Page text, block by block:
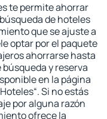
te permite ahorrar
de hoteles
que se ajuste a
optar por el paquete
ahorrarse hasta
y reserva
en la página
Si no estás
por alguna razón
ofrece la